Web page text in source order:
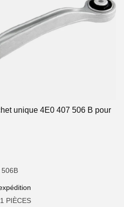
unique 4E0 407 506 B pour
PIÈCES